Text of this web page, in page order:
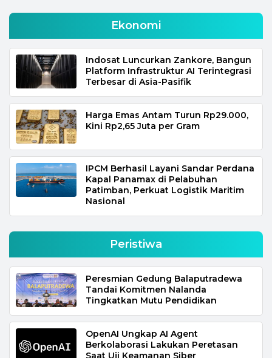
Ekonomi
Indosat Luncurkan Zankore, Bangun
Platform Infrastruktur AI Terintegrasi
Terbesar di Asia-Pasifik
Harga Emas Antam Turun Rp29.000,
Kini Rp2,65 Juta per Gram
IPCM Berhasil Layani Sandar Perdana
Kapal Panamax di Pelabuhan
Patimban, Perkuat Logistik Maritim
Nasional
Peristiwa
Peresmian Gedung Balaputradewa
Tandai Komitmen Nalanda
Tingkatkan Mutu Pendidikan
OpenAI Ungkap AI Agent
Berkolaborasi Lakukan Peretasan
Saat Uji Keamanan Siber